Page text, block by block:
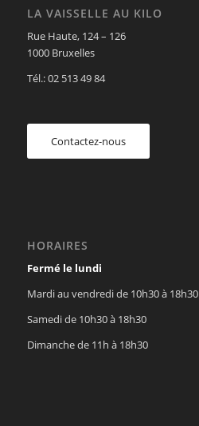
LA VAISSELLE AU KILO
Rue Haute, 124 – 126
1000 Bruxelles
Tél.: 02 513 49 84
Contactez-nous
HORAIRES
Fermé le lundi
Mardi au vendredi de 10h30 à 18h30
Samedi de 10h30 à 18h30
Dimanche de 11h à 18h30